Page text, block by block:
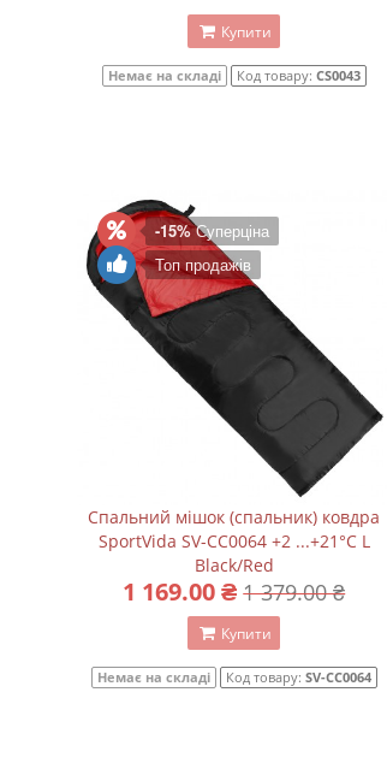
Купити
Немає на складі Код товару: CS0043
-15%Суперціна
Топ продажів
Спальний мішок (спальник) ковдра
SportVida SV-CC0064 +2 ...+21°C L
Black/Red
1 169.00 ₴ 1 379.00 ₴
Купити
Немає на складі Код товару: SV-CC0064